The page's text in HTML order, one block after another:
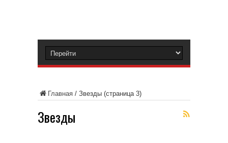
Главная / Звезды (страница 3)
Звезды